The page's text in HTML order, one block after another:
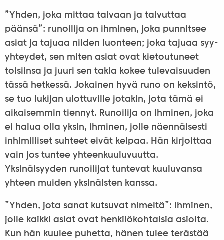
”Yhden, joka mittaa taivaan ja taivuttaa
päänsä”: runoilija on ihminen, joka punnitsee
asiat ja tajuaa niiden luonteen; joka tajuaa syy-
yhteydet, sen miten asiat ovat kietoutuneet
toisiinsa ja juuri sen takia kokee tulevaisuuden
tässä hetkessä. Jokainen hyvä runo on keksintö,
se tuo lukijan ulottuville jotakin, jota tämä ei
aikaisemmin tiennyt. Runoilija on ihminen, joka
ei halua olla yksin, ihminen, jolle näennäisesti
inhimilliset suhteet eivät kelpaa. Hän kirjoittaa
vain jos tuntee yhteenkuuluvuutta.
Yksinäisyyden runoilijat tuntevat kuuluvansa
yhteen muiden yksinäisten kanssa.
”Yhden, jota sanat kutsuvat nimeltä”: ihminen,
jolle kaikki asiat ovat henkilökohtaisia asioita.
Kun hän kuulee puhetta, hänen tulee terästää